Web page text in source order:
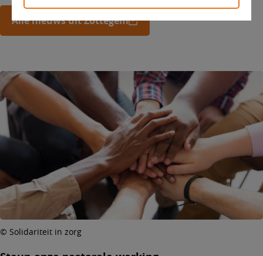
Alle nieuws uit Zottegem
© Solidariteit in zorg